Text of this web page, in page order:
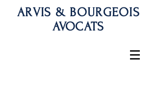
ARVIS & BOURGEOIS
AVOCATS